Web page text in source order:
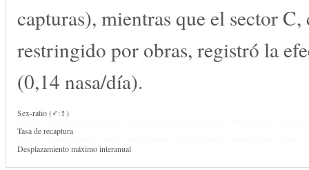
capturas), mientras que el sector C,
restringido por obras, registró la
(0,14 nasa/día).
Sex-ratio (♂:♀)
Tasa de recaptura
Desplazamiento máximo interanual